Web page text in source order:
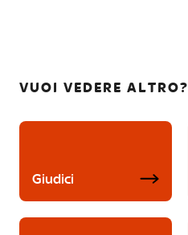
VUOI VEDERE ALTRO?
Giudici